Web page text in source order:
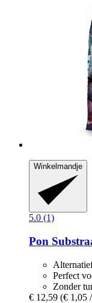
Winkelmandje
5.0 (1)
Pon
Perfect
Zonder
€ 12,59 (€ 1,05